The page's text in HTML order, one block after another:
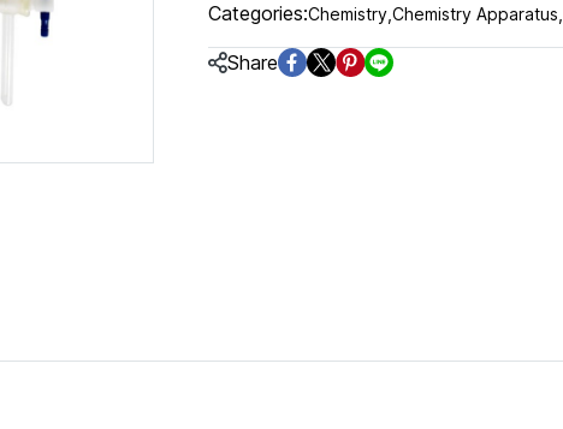
Categories:Chemistry Chemistry Apparatus
Share